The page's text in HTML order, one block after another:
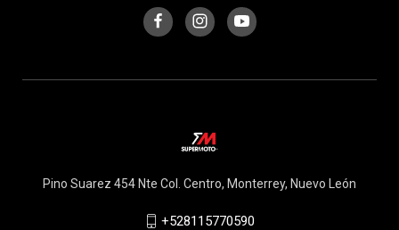
Pino Suarez 454 Nte Col. Centro, Monterrey, Nuevo León
+528115770590